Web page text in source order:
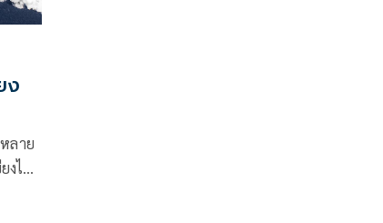
ง
ลาย
งไป